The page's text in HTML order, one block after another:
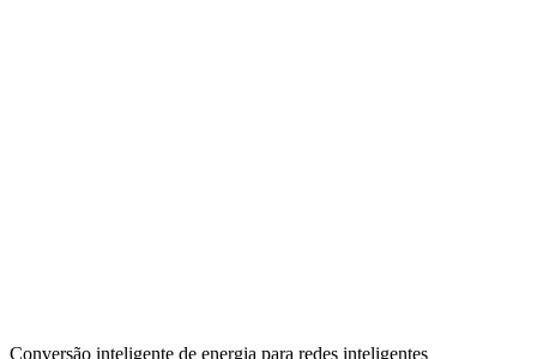
Conversão inteligente de energia para redes inteligentes